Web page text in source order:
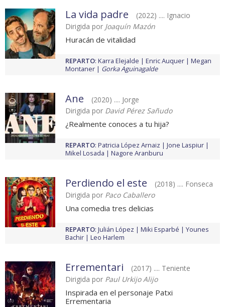
La vida padre
(2022) .... Ignacio
Dirigida por Joaquín Mazón
Huracán de vitalidad
REPARTO: Karra Elejalde Enric Auquer
Megan
Montaner
Gorka Aguinagalde
Ane
(2020) .... Jorge
Dirigida por David Pérez Sañudo
¿Realmente conoces a tu hija?
REPARTO: Patricia López Arnaiz
Jone Laspiur
Mikel Losada
Nagore Aranburu
Perdiendo el este
(2018) .... Fonseca
Dirigida por Paco Caballero
Una comedia tres delicias
REPARTO: Julián López Miki Esparbé
Younes
Bachir
Leo Harlem
Errementari
(2017) .... Teniente
Dirigida por Paul Urkijo Alijo
Inspirada en el personaje Patxi
Errementaria